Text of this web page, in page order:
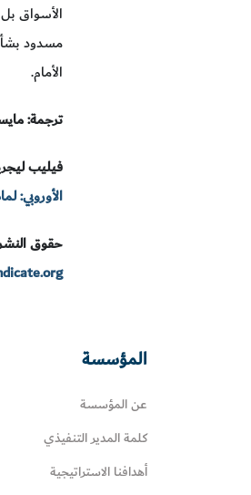
الأسواق
مسدود
الأمام.
ترجمة:
فيليب
الأوروبي:
حقوق
المؤسسة
عن المؤسسة
كلمة المدير التنفيذي
أهدافنا الاستراتيجية